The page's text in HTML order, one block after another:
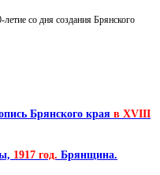
со дня создания Брянского
Брянского края в XVIII
1917 год. Брянщина.